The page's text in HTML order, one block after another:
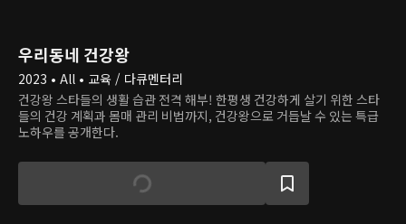
우리동네 건강왕
2023 • All • 교육 / 다큐멘터리
건강왕 스타들의 생활 습관 전격 해부! 한평생 건강하게 살기 위한 스타
들의 건강 계획과 몸매 관리 비법까지, 건강왕으로 거듭날 수 있는 특급
노하우를 공개한다.